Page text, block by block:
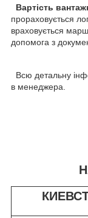
Вартість
прораховується
враховується
допомога з
Всю детальну
в менеджера.